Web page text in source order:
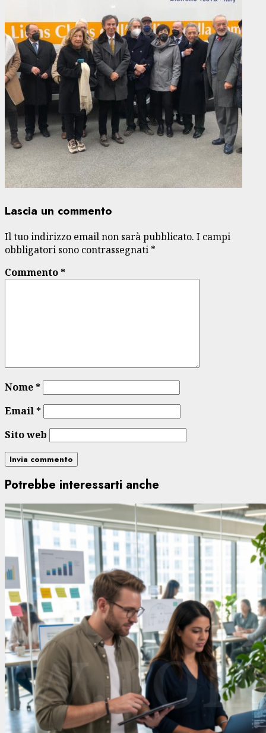
Lascia un commento
Il tuo indirizzo email non sarà pubblicato. I campi
obbligatori sono contrassegnati *
Commento*
Nome*
Email*
Sito web
Potrebbe interessarti anche